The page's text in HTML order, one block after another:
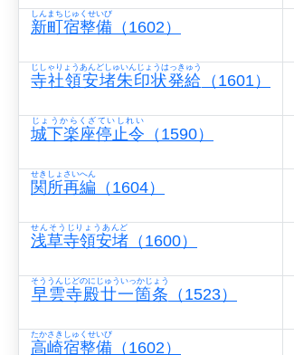
新町宿整備
しんまちじゅくせいび
（1602）
寺社領安堵朱印状発給
じしゃりょうあんどしゅいんじょうはっきゅう
（1601）
城下楽座停止令
じょうからくざていしれい
（1590）
関所再編
せきしょさいへん
（1604）
浅草寺領安堵
せんそうじりょうあんど
（1600）
早雲寺殿廿一箇条
そううんじどのにじゅういっかじょう
（1523）
高崎宿整備
たかさきしゅくせいび
（1602）